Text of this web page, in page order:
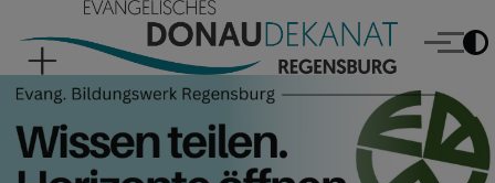
Direkt zum Inhalt
Evangelisches Donaudekanat Regensburg
Menü